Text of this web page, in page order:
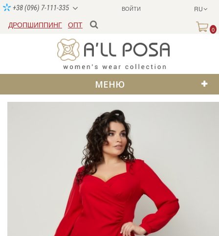
ВОЙТИ RU
+38 (096) 7-111-335
ДРОПШИППИНГ ОПТ
0
МЕНЮ